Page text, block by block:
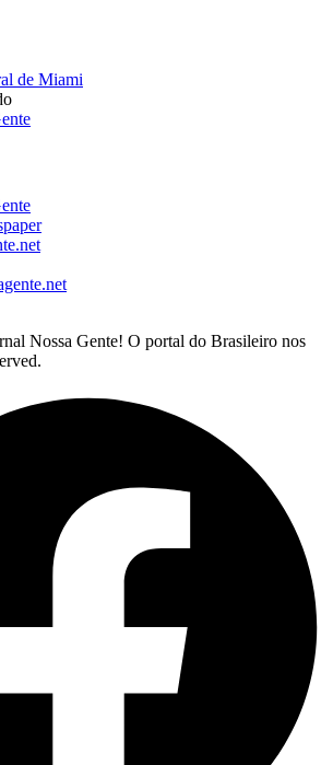
de Miami
Nossa Gente! O portal do Brasileiro nos